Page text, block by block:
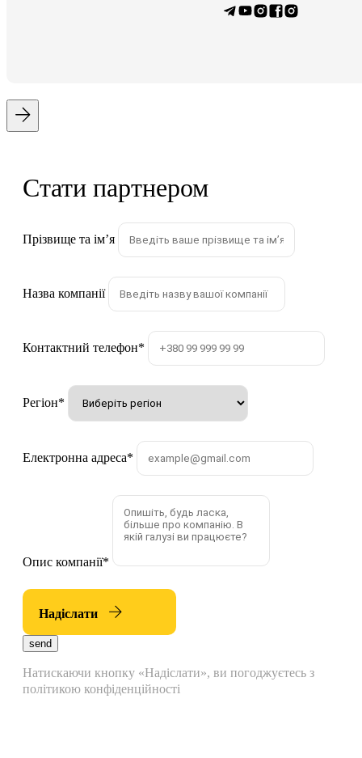
Стати партнером
Прізвище та імʼя
Назва компанії
Контактний телефон*
Регіон*
Електронна адреса*
Опис компанії*
Надіслати
send
Натискаючи кнопку «Надіслати», ви погоджуєтесь з
політикою конфіденційності